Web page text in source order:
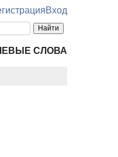
Вход
СЛОВА